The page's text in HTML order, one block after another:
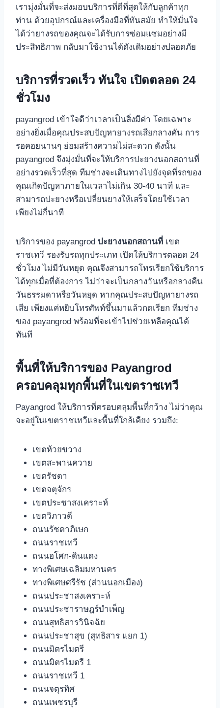
เรามุ่งมั่นที่จะส่งมอบบริการที่ดีที่สุดให้กับลูกค้าทุก
ท่าน ด้วยอุปกรณ์และเครื่องมือที่ทันสมัย ทําให้มั่นใจ
ได้ว่ายางรถของคุณจะได้รับการซ่อมแซมอย่างมี
ประสิทธิภาพ กลับมาใช้งานได้ดังเดิมอย่างปลอดภัย
บริการที่รวดเร็ว ทันใจ เปิดตลอด 24
ชั่วโมง
payangrod เข้าใจดีว่าเวลาเป็นสิ่งมีค่า โดยเฉพาะ
อย่างยิ่งเมื่อคุณประสบปัญหายางรถเสียกลางคัน การ
รอคอยนานๆ ย่อมสร้างความไม่สะดวก ดังนั้น
payangrod จึงมุ่งมั่นที่จะให้บริการปะยางนอกสถานที่
อย่างรวดเร็วที่สุด ทีมช่างจะเดินทางไปยังจุดที่รถของ
คุณเกิดปัญหาภายในเวลาไม่เกิน 30-40 นาที และ
สามารถปะยางหรือเปลี่ยนยางให้เสร็จโดยใช้เวลา
เพียงไม่กี่นาที
บริการของ payangrod ปะยางนอกสถานที่ เขต
ราชเทวี รองรับรถทุกประเภท เปิดให้บริการตลอด 24
ชั่วโมง ไม่มีวันหยุด คุณจึงสามารถโทรเรียกใช้บริการ
ได้ทุกเมื่อที่ต้องการ ไม่ว่าจะเป็นกลางวันหรือกลางคืน
วันธรรมดาหรือวันหยุด หากคุณประสบปัญหายางรถ
เสีย เพียงแค่หยิบโทรศัพท์ขึ้นมาแล้วกดเรียก ทีมช่าง
ของ payangrod พร้อมที่จะเข้าไปช่วยเหลือคุณได้
ทันที
พื้นที่ให้บริการของ Payangrod
ครอบคลุมทุกพื้นที่ในเขตราชเทวี
Payangrod ให้บริการที่ครอบคลุมพื้นที่กว้าง ไม่ว่าคุณ
จะอยู่ในเขตราชเทวีและพื้นที่ใกล้เคียง รวมถึง:
เขตห้วยขวาง
เขตสะพานควาย
เขตรัชดา
เขตจตุจักร
เขตประชาสงเคราะห์
เขตวิภาวดี
ถนนรัชดาภิเษก
ถนนราชเทวี
ถนนอโศก-ดินแดง
ทางพิเศษเฉลิมมหานคร
ทางพิเศษศรีรัช (ส่วนนอกเมือง)
ถนนประชาสงเคราะห์
ถนนประชาราษฎร์บําเพ็ญ
ถนนสุทธิสารวินิจฉัย
ถนนประชาสุข (สุทธิสาร แยก 1)
ถนนมิตรไมตรี
ถนนมิตรไมตรี 1
ถนนราชเทวี 1
ถนนจตุรทิศ
ถนนเพชรบุรี